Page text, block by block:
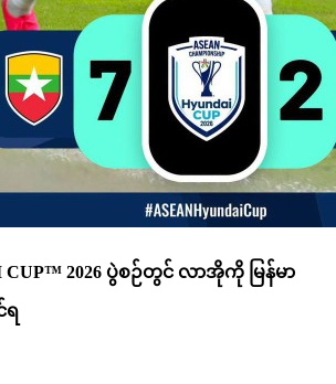
CUP™ 2026 ပွဲစဉ်တွင် လာအိုကို မြန်မာ
ရ